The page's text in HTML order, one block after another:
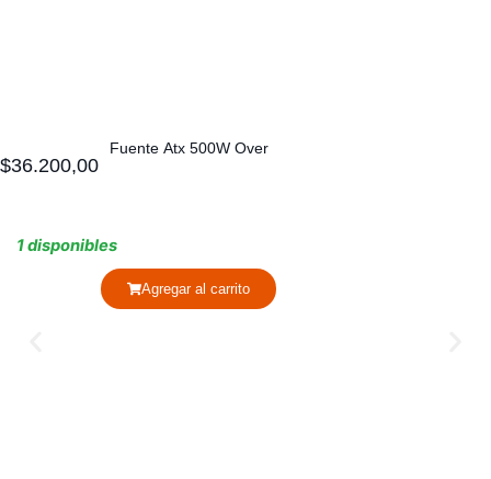
Fuente Atx 500W Over
$36.200,00
1 disponibles
Agregar al carrito